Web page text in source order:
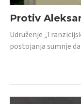
Protiv
Udruženje
postojanja sumnje